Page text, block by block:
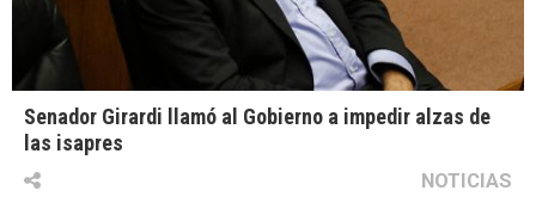
Senador Girardi llamó al Gobierno a impedir alzas de
las isapres
NOTICIAS